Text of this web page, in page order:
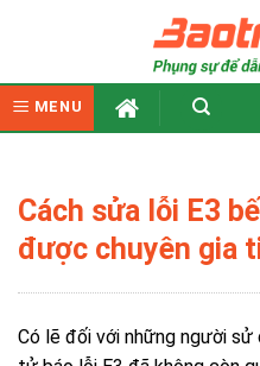
MENU
Cách sửa lỗi E3
được chuyên gia
Có lẽ đối với những người